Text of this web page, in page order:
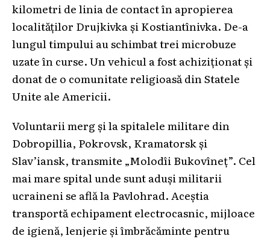
kilometri de linia de contact în apropierea
localităților Drujkivka și Kostiantînivka. De-a
lungul timpului au schimbat trei microbuze
uzate în curse. Un vehicul a fost achiziționat și
donat de o comunitate religioasă din Statele
Unite ale Americii.
Voluntarii merg și la spitalele militare din
Dobropillia, Pokrovsk, Kramatorsk și
Slav’iansk, transmite „Molodîi Bukovîneț”. Cel
mai mare spital unde sunt aduși militarii
ucraineni se află la Pavlohrad. Aceștia
transportă echipament electrocasnic, mijloace
de igienă, lenjerie și îmbrăcăminte pentru